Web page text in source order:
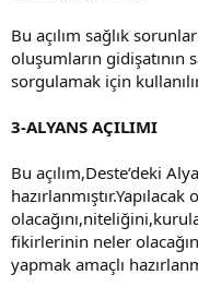
Bu açılım sağlık
oluşumların gidişatının
sorgulamak için
3-ALYANS AÇILIMI
Bu açılım,Deste’deki
fikirlerinin neler
yapmak amaçlı